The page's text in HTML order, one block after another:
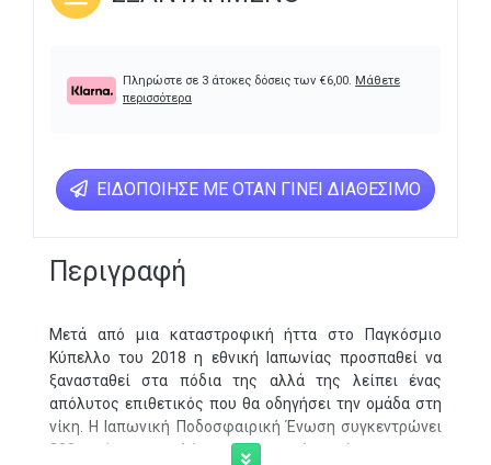
Πληρώστε σε 3 άτοκες δόσεις των €6,00. Μάθετε
περισσότερα
ΕΙΔΟΠΟΊΗΣΕ ΜΕ ΌΤΑΝ ΓΊΝΕΙ ΔΙΑΘΈΣΙΜΟ
Περιγραφή
Μετά από μια καταστροφική ήττα στο Παγκόσμιο
Κύπελλο του 2018 η εθνική Ιαπωνίας προσπαθεί να
ξανασταθεί στα πόδια της αλλά της λείπει ένας
απόλυτος επιθετικός που θα οδηγήσει την ομάδα στη
νίκη. Η Ιαπωνική Ποδοσφαιρική Ένωση συγκεντρώνει
300 από τους καλύτερους νεαρούς παίκτες σε μια